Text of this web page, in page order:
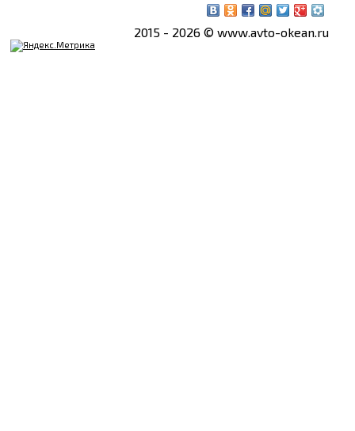
2015 - 2026 © www.avto-okean.ru